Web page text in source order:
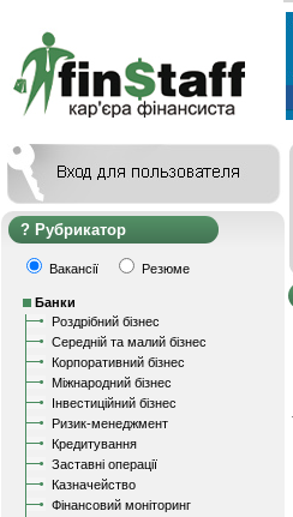
Рубрикатор
Вакансії Резюме
Банки
Роздрібний бізнес
Середній та малий бізнес
Корпоративний бізнес
Міжнародний бізнес
Інвестиційний бізнес
Ризик-менеджмент
Кредитування
Заставні операції
Казначейство
Фінансовий моніторинг